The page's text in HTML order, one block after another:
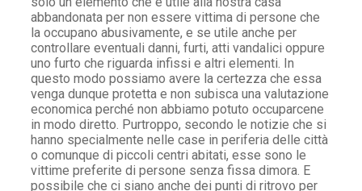
abbandonata per non essere vittima di persone che
la occupano abusivamente, e se utile anche per
controllare eventuali danni, furti, atti vandalici oppure
uno furto che riguarda infissi e altri elementi. In
questo modo possiamo avere la certezza che essa
venga dunque protetta e non subisca una valutazione
economica perché non abbiamo potuto occuparcene
in modo diretto. Purtroppo, secondo le notizie che si
hanno specialmente nelle case in periferia delle città
o comunque di piccoli centri abitati, esse sono le
vittime preferite di persone senza fissa dimora. E
possibile che ci siano anche dei punti di ritrovo per